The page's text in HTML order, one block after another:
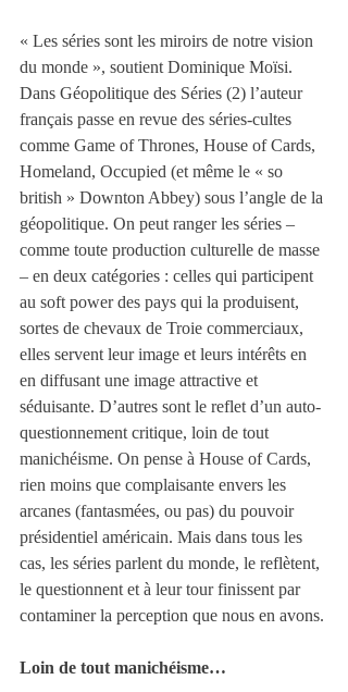
« Les séries sont les miroirs de notre vision
du monde », soutient Dominique Moïsi.
Dans Géopolitique des Séries (2) l’auteur
français passe en revue des séries-cultes
comme Game of Thrones, House of Cards,
Homeland, Occupied (et même le « so
british » Downton Abbey) sous l’angle de la
géopolitique. On peut ranger les séries –
comme toute production culturelle de masse
– en deux catégories : celles qui participent
au soft power des pays qui la produisent,
sortes de chevaux de Troie commerciaux,
elles servent leur image et leurs intérêts en
en diffusant une image attractive et
séduisante. D’autres sont le reflet d’un auto-
questionnement critique, loin de tout
manichéisme. On pense à House of Cards,
rien moins que complaisante envers les
arcanes (fantasmées, ou pas) du pouvoir
présidentiel américain. Mais dans tous les
cas, les séries parlent du monde, le reflètent,
le questionnent et à leur tour finissent par
contaminer la perception que nous en avons.
Loin de tout manichéisme…